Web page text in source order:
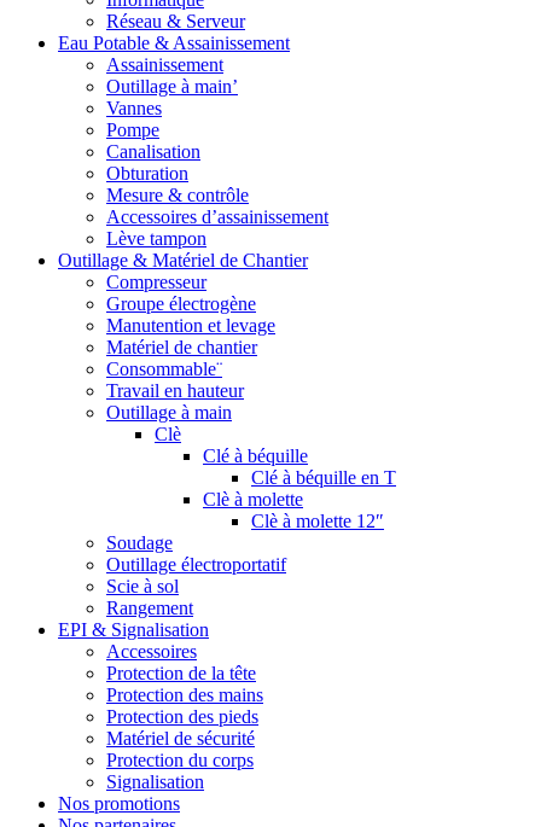
Réseau & Serveur
Eau Potable & Assainissement
Assainissement
Outillage à main’
Vannes
Pompe
Canalisation
Obturation
Mesure & contrôle
Accessoires d’assainissement
Lève tampon
Outillage & Matériel de Chantier
Compresseur
Groupe électrogène
Manutention et levage
Matériel de chantier
Consommable¨
Travail en hauteur
Outillage à main
Clè
Clé à béquille
Clé à béquille en T
Clè à molette
Clè à molette 12″
Soudage
Outillage électroportatif
Scie à sol
Rangement
EPI & Signalisation
Accessoires
Protection de la tête
Protection des mains
Protection des pieds
Matériel de sécurité
Protection du corps
Signalisation
Nos promotions